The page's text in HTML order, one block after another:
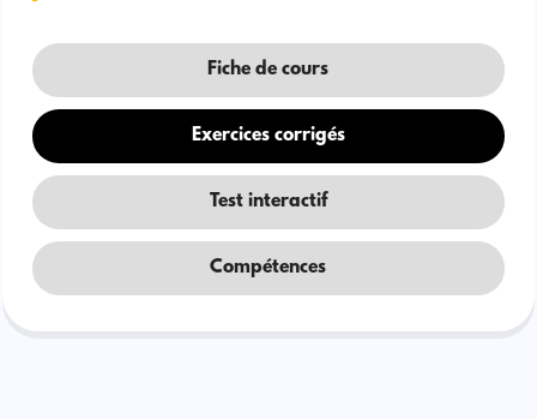
Fiche de cours
Exercices corrigés
Test interactif
Compétences